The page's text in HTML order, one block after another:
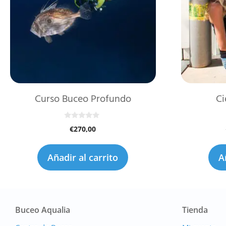
Curso Buceo Profundo
5
€270,00
Añadir al carrito
Buceo Aqualia Tienda